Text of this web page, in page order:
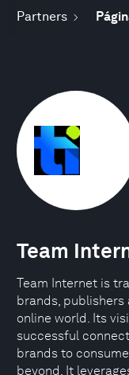
Partners
Team
Team Internet is
brands,
online world. Its
successful
brands to
beyond. It